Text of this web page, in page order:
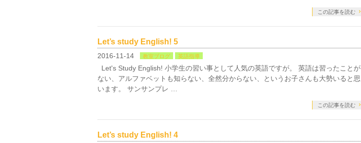
この記事を読む
Let’s study English! 5
2016-11-14 教室ブログ 英語指導
Let's Study English! 小学生の習い事として人気の英語ですが。 英語は習ったことが
ない、アルファベットも知らない、全然分からない、というお子さんも大勢いると思
います。 サンサンプレ …
この記事を読む
Let’s study English! 4